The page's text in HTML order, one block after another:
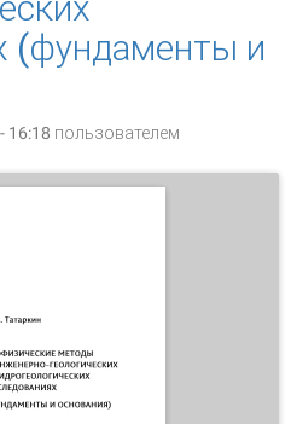
(фундаменты и
16:18 пользователем